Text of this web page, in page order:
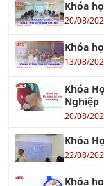
Khóa
20/08/
Khóa
13/08/
Khóa
Nghiệp
20/08/
Khóa
22/08/
Khóa